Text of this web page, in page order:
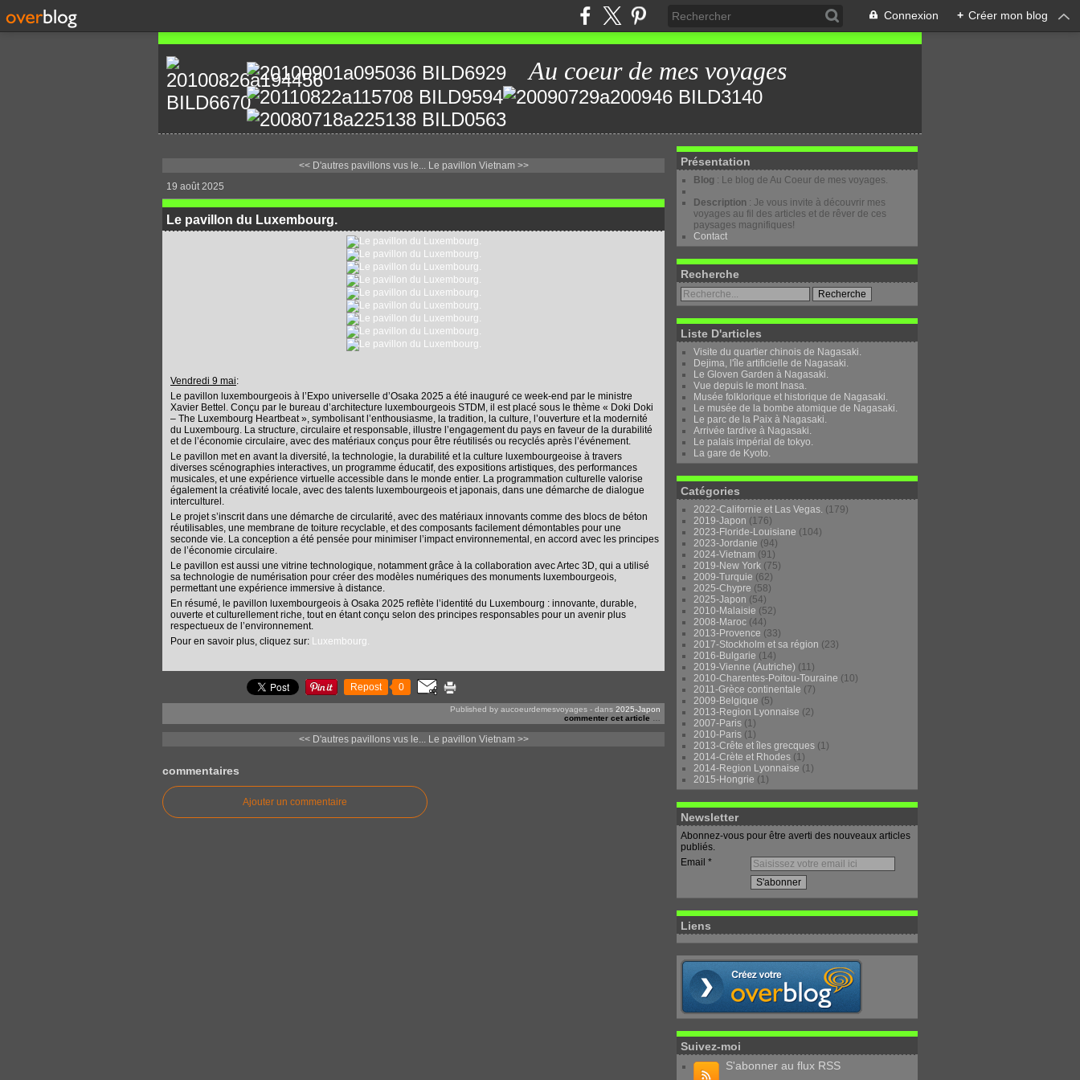
Connexion + Créer mon blog
Au coeur de mes voyages
<< D'autres pavillons vus le... Le pavillon Vietnam >>
19 août 2025
Le pavillon du Luxembourg.
Vendredi 9 mai:
Le pavillon luxembourgeois à l’Expo universelle d’Osaka 2025 a été inauguré ce week-end par le ministre
Xavier Bettel. Conçu par le bureau d’architecture luxembourgeois STDM, il est placé sous le thème « Doki Doki
– The Luxembourg Heartbeat », symbolisant l’enthousiasme, la tradition, la culture, l’ouverture et la modernité
du Luxembourg. La structure, circulaire et responsable, illustre l’engagement du pays en faveur de la durabilité
et de l’économie circulaire, avec des matériaux conçus pour être réutilisés ou recyclés après l’événement.
Le pavillon met en avant la diversité, la technologie, la durabilité et la culture luxembourgeoise à travers
diverses scénographies interactives, un programme éducatif, des expositions artistiques, des performances
musicales, et une expérience virtuelle accessible dans le monde entier. La programmation culturelle valorise
également la créativité locale, avec des talents luxembourgeois et japonais, dans une démarche de dialogue
interculturel.
Le projet s’inscrit dans une démarche de circularité, avec des matériaux innovants comme des blocs de béton
réutilisables, une membrane de toiture recyclable, et des composants facilement démontables pour une
seconde vie. La conception a été pensée pour minimiser l’impact environnemental, en accord avec les principes
de l’économie circulaire.
Le pavillon est aussi une vitrine technologique, notamment grâce à la collaboration avec Artec 3D, qui a utilisé
sa technologie de numérisation pour créer des modèles numériques des monuments luxembourgeois,
permettant une expérience immersive à distance.
En résumé, le pavillon luxembourgeois à Osaka 2025 reflète l’identité du Luxembourg : innovante, durable,
ouverte et culturellement riche, tout en étant conçu selon des principes responsables pour un avenir plus
respectueux de l’environnement.
Pour en savoir plus, cliquez sur: Luxembourg.
Repost 0
Published by aucoeurdemesvoyages - dans 2025-Japon
commenter cet article
<< D'autres pavillons vus le... Le pavillon Vietnam >>
commentaires
Ajouter un commentaire
Présentation
Blog : Le blog de Au Coeur de mes voyages.
Description : Je vous invite à découvrir mes
voyages au fil des articles et de rêver de ces
paysages magnifiques!
Contact
Recherche
Liste D'articles
Visite du quartier chinois de Nagasaki.
Dejima, l'île artificielle de Nagasaki.
Le Gloven Garden à Nagasaki.
Vue depuis le mont Inasa.
Musée folklorique et historique de Nagasaki.
Le musée de la bombe atomique de Nagasaki.
Le parc de la Paix à Nagasaki.
Arrivée tardive à Nagasaki.
Le palais impérial de tokyo.
La gare de Kyoto.
Catégories
2022-Californie et Las Vegas. (179)
2019-Japon (176)
2023-Floride-Louisiane (104)
2023-Jordanie (94)
2024-Vietnam (91)
2019-New York (75)
2009-Turquie (62)
2025-Chypre (58)
2025-Japon (54)
2010-Malaisie (52)
2008-Maroc (44)
2013-Provence (33)
2017-Stockholm et sa région (23)
2016-Bulgarie (14)
2019-Vienne (Autriche) (11)
2010-Charentes-Poitou-Touraine (10)
2011-Grèce continentale (7)
2009-Belgique (5)
2013-Region Lyonnaise (2)
2007-Paris (1)
2010-Paris (1)
2013-Crête et îles grecques (1)
2014-Crète et Rhodes (1)
2014-Region Lyonnaise (1)
2015-Hongrie (1)
Newsletter
Abonnez-vous pour être averti des nouveaux articles
publiés.
Email
Liens
Suivez-moi
S'abonner au flux RSS